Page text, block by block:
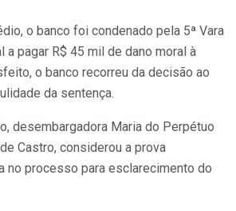
o banco foi condenado pela 5ª Vara
a pagar R$ 45 mil de dano moral à
o banco recorreu da decisão ao
da sentença.
desembargadora Maria do Perpétuo
Castro, considerou a prova
no processo para esclarecimento do